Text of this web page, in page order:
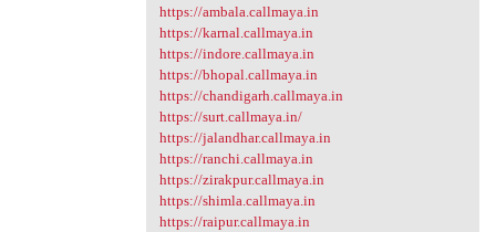
https://ambala.callmaya.in
https://karnal.callmaya.in
https://indore.callmaya.in
https://bhopal.callmaya.in
https://chandigarh.callmaya.in
https://surt.callmaya.in/
https://jalandhar.callmaya.in
https://ranchi.callmaya.in
https://zirakpur.callmaya.in
https://shimla.callmaya.in
https://raipur.callmaya.in